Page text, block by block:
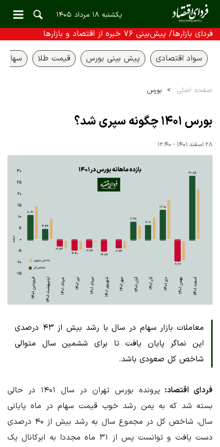
یکشنبه ۱۸ مرداد ۱۴۰۵
فردای بازارها/ پیش‌بینی ۷۶ خبره از اقتصاد و بازارها
سواد اقتصادی پیش بینی بورس قیمت طلا سهام
صفحه اصلی بورس
بورس ۱۴۰۱ چگونه سپری شد؟
۲۸ اسفند ۱۴۰۱ - ۱۲:۴۰
معاملات بازار سهام در سال با رشد بیش از ۴۳ درصدی
این نماگر پایان یافت تا برای ششمین سال متوالی
شاخص کل صعودی باشد.
فردای اقتصاد:
پرونده بورس تهران در سال ۱۴۰۱ در حالی
بسته شد که به یمن رشد خوب قیمت سهام در ماه پایانی
سال، شاخص کل در مجموع سال به رشد بیش از ۴۰ درصدی
دست یافت و توانست پس از ۳۱ ماه مجددا به ابرکانال یک